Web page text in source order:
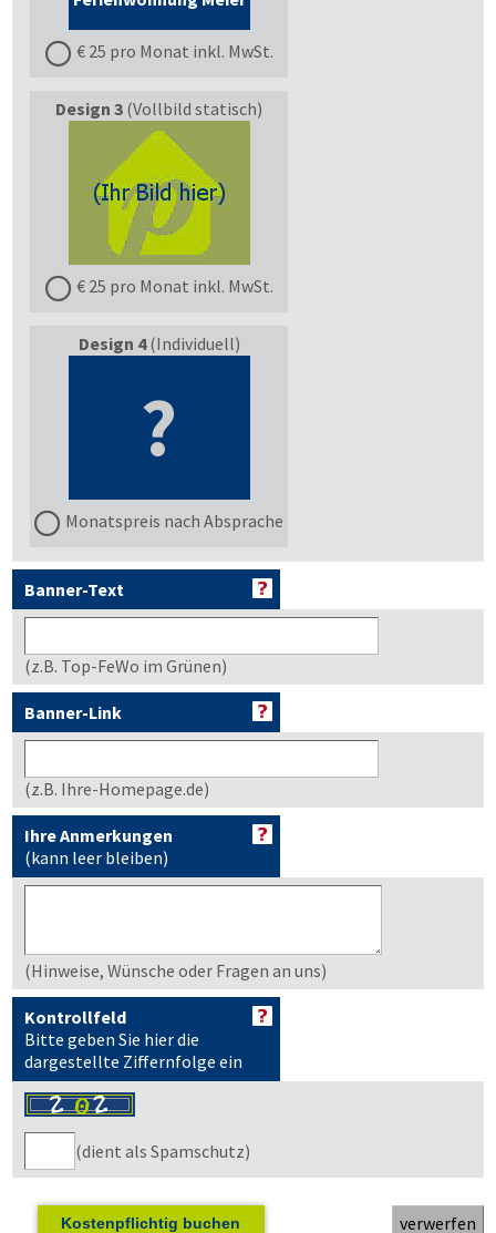
€ 25 pro Monat inkl. MwSt.
Design 3 (Vollbild statisch)
€ 25 pro Monat inkl. MwSt.
Design 4(Individuell)
?
Monatspreis nach Absprache
Banner-Text
(z.B. Top-FeWo im Grünen)
Banner-Link
(z.B. Ihre-Homepage.de)
Ihre Anmerkungen
(kann leer bleiben)
(Hinweise, Wünsche oder Fragen an uns)
Kontrollfeld
Bitte geben Sie hier die
dargestellte Ziffernfolge ein
(dient als Spamschutz)
Kostenpflichtig buchen